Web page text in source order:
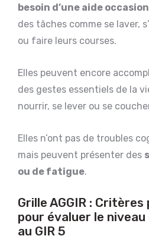
besoin d’une aide
des tâches comme se laver,
ou faire leurs courses.
Elles peuvent encore
des gestes essentiels de la
nourrir, se lever ou se
Elles n’ont pas de troubles
mais peuvent présenter des
ou de fatigue.
Grille AGGIR :
pour évaluer le
au GIR 5